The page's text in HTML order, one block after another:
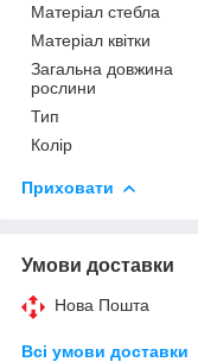
Матеріал стебла
Матеріал квітки
Загальна довжина
рослини
Тип
Колір
Приховати
Умови доставки
Нова Пошта
Всі умови доставки